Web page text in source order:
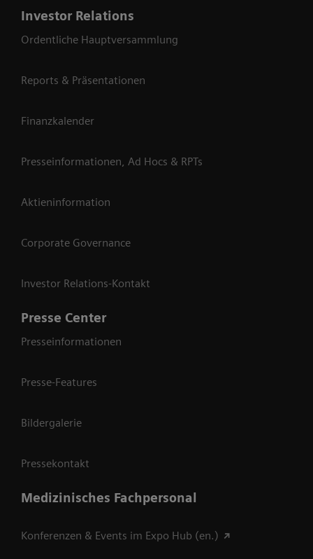
Investor Relations
Ordentliche Hauptversammlung
Reports & Präsentationen
Finanzkalender
Presseinformationen, Ad Hocs & RPTs
Aktieninformation
Corporate Governance
Investor Relations-Kontakt
Presse Center
Presseinformationen
Presse-Features
Bildergalerie
Pressekontakt
Medizinisches Fachpersonal
Konferenzen & Events im Expo Hub (en.)